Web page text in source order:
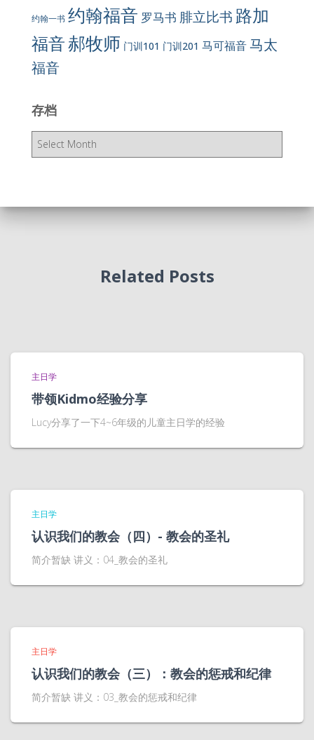
约翰一书 约翰福音 罗马书 腓立比书 路加
福音郝牧师 门训101 门训201 马可福音马太
福音
存档
存
Related Posts
主日学
带领Kidmo经验分享
Lucy分享了一下4~6年级的儿童主日学的经验
主日学
认识我们的教会（四）- 教会的圣礼
简介暂缺 讲义：04_教会的圣礼
主日学
认识我们的教会（三）：教会的惩戒和纪律
简介暂缺 讲义：03_教会的惩戒和纪律